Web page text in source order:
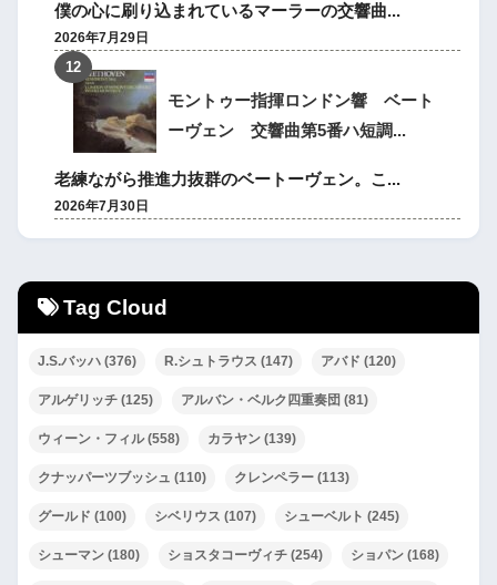
僕の心に刷り込まれているマーラーの交響曲...
2026年7月29日
モントゥー指揮ロンドン響 ベート
ーヴェン 交響曲第5番ハ短調...
老練ながら推進力抜群のベートーヴェン。こ...
2026年7月30日
Tag Cloud
J.S.バッハ (376) R.シュトラウス (147) アバド (120)
アルゲリッチ (125) アルバン・ベルク四重奏団 (81)
ウィーン・フィル(558) カラヤン (139)
クナッパーツブッシュ (110) クレンペラー (113)
グールド (100) シベリウス (107) シューベルト (245)
シューマン (180) ショスタコーヴィチ (254) ショパン (168)